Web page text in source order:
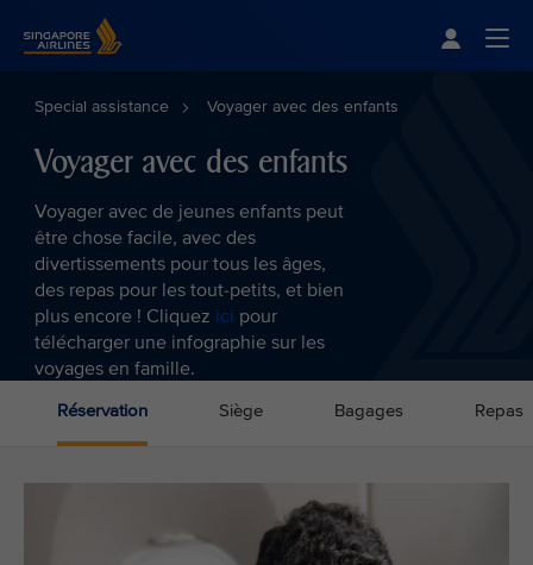
Special assistance Voyager avec des enfants
Voyager avec des enfants
Voyager avec de jeunes enfants peut
être chose facile, avec des
divertissements pour tous les âges,
des repas pour les tout-petits, et bien
plus encore ! Cliquez ici pour
télécharger une infographie sur les
voyages en famille.
Réservation Siège Bagages Repas